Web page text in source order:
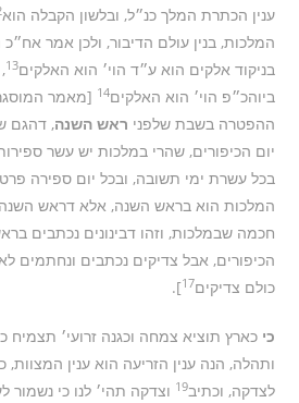
ענין הכתרת המלך כנ״ל, ובלשון הקבלה הוא
המלכות, בנין עולם הדיבור, ולכן אמר אח״כ
בניקוד אלקים הוא ע״ד הוי׳ הוא האלקים13
ביוהכ״פ הוי׳ הוא האלקים14 [מאמר
ההפטרה בשבת שלפני ראש השנה, דהגם
יום הכיפורים, שהרי במלכות יש עשר
בכל עשרת ימי תשובה, ובכל יום ספירה
המלכות הוא בראש השנה, אלא דראש השנה
חכמה שבמלכות, וזהו דבינונים נכתבים
הכיפורים, אבל צדיקים נכתבים ונחתמים
כולם צדיקים17
].
כיכארץ תוציא צמחה וכגנה זרועי׳ תצמיח
ותהלה, הנה ענין הזריעה הוא ענין
לצדקה, וכתיב19 וצדקה תהי׳ לנו כי